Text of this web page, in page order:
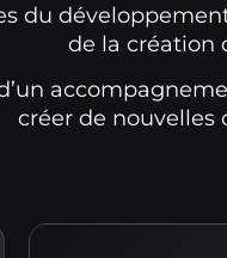
du
de la création
créer de nouvelles